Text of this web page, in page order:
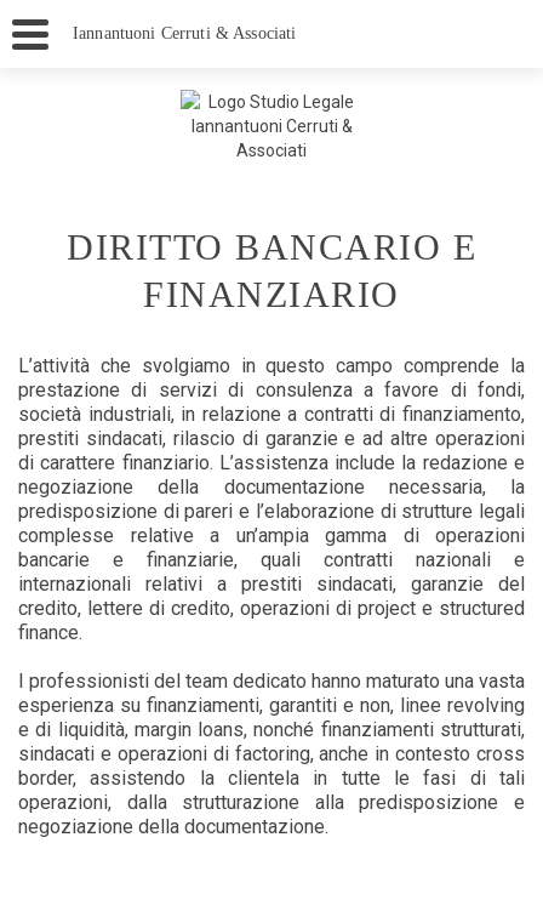
Iannantuoni Cerruti & Associati
DIRITTO BANCARIO E
FINANZIARIO
L’attività che svolgiamo in questo campo comprende la
prestazione di servizi di consulenza a favore di fondi,
società industriali, in relazione a contratti di finanziamento,
prestiti sindacati, rilascio di garanzie e ad altre operazioni
di carattere finanziario. L’assistenza include la redazione e
negoziazione della documentazione necessaria, la
predisposizione di pareri e l’elaborazione di strutture legali
complesse relative a un’ampia gamma di operazioni
bancarie e finanziarie, quali contratti nazionali e
internazionali relativi a prestiti sindacati, garanzie del
credito, lettere di credito, operazioni di project e structured
finance.
I professionisti del team dedicato hanno maturato una vasta
esperienza su finanziamenti, garantiti e non, linee revolving
e di liquidità, margin loans, nonché finanziamenti strutturati,
sindacati e operazioni di factoring, anche in contesto cross
border, assistendo la clientela in tutte le fasi di tali
operazioni, dalla strutturazione alla predisposizione e
negoziazione della documentazione.